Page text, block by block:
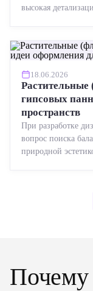
высокая
18.06.2026
гипсовых
пространств
При разработке
вопрос поиска
природной
Почему